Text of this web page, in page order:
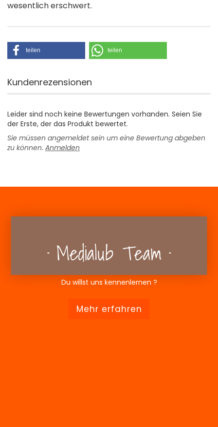
wesentlich erschwert.
teilen teilen
Kundenrezensionen
Leider sind noch keine Bewertungen vorhanden. Seien Sie
der Erste, der das Produkt bewertet.
Sie müssen angemeldet sein um eine Bewertung abgeben
zu können. Anmelden
Medialub Team
Du willst uns kennenlernen ?
Mehr erfahren